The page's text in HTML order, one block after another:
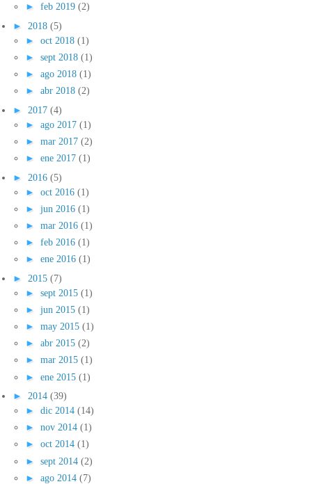
► feb 2019 (2)
► 2018 (5)
► oct 2018 (1)
► sept 2018 (1)
► ago 2018 (1)
► abr 2018 (2)
► 2017 (4)
► ago 2017 (1)
► mar 2017 (2)
► ene 2017 (1)
► 2016 (5)
► oct 2016 (1)
► jun 2016 (1)
► mar 2016 (1)
► feb 2016 (1)
► ene 2016 (1)
► 2015 (7)
► sept 2015 (1)
► jun 2015 (1)
► may 2015 (1)
► abr 2015 (2)
► mar 2015 (1)
► ene 2015 (1)
► 2014 (39)
► dic 2014 (14)
► nov 2014 (1)
► oct 2014 (1)
► sept 2014 (2)
► ago 2014 (7)